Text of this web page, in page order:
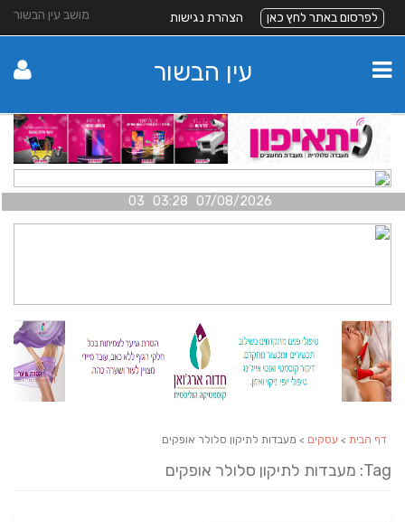
מושב עין הבשור לפרסום באתר לחץ כאן הצהרת נגישות
עין הבשור
07/08/2026 03:28 03
דף הבית > עסקים > מעבדות לתיקון סלולר אופקים
Tag: מעבדות לתיקון סלולר אופקים